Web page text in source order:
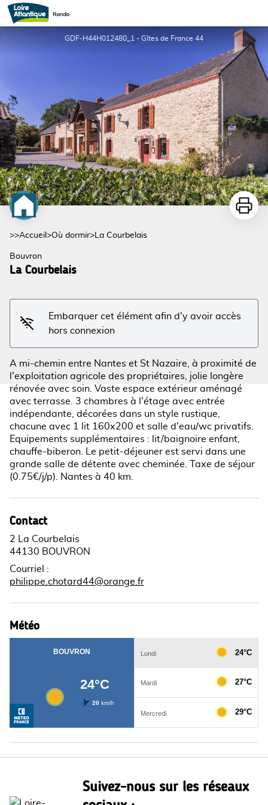
La Courbelais
GDF-H44H012480_1 - Gîtes de France 44
Voir l'image en plein écran
>>Accueil >Où dormir> La Courbelais
Bouvron
La Courbelais
Embarquer cet élément afin d'y avoir accès
hors connexion
A mi-chemin entre Nantes et St Nazaire, à proximité de
l'exploitation agricole des propriétaires, jolie longère
rénovée avec soin. Vaste espace extérieur aménagé
avec terrasse. 3 chambres à l'étage avec entrée
indépendante, décorées dans un style rustique,
chacune avec 1 lit 160x200 et salle d'eau/wc privatifs.
Equipements supplémentaires : lit/baignoire enfant,
chauffe-biberon. Le petit-déjeuner est servi dans une
grande salle de détente avec cheminée. Taxe de séjour
(0.75€/j/p). Nantes à 40 km.
Contact
2 La Courbelais
44130 BOUVRON
Courriel
:
philippe.chotard44@orange.fr
Météo
Suivez-nous sur les réseaux